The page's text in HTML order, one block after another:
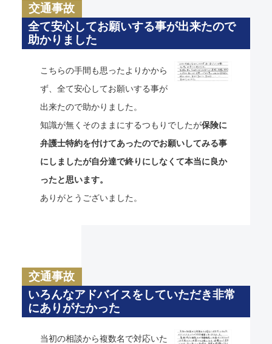
交通事故
全て安心してお願いする事が出来たので
助かりました
こちらの手間も思ったよりかから
ず、全て安心してお願いする事が
出来たので助かりました。
知識が無くそのままにするつもりでしたが保険に
弁護士特約を付けてあったのでお願いしてみる事
にしましたが自分達で終りにしなくて本当に良か
ったと思います。
ありがとうございました。
交通事故
いろんなアドバイスをしていただき非常
にありがたかった
当初の相談から複数名で対応いた